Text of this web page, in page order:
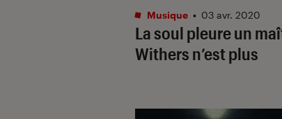
La soul pleure un
Withers n’est plus
Musique • 03 avr. 2020